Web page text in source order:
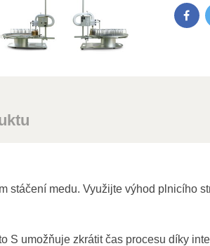
stáčení medu. Využijte výhod plnicího
S umožňuje zkrátit čas procesu díky